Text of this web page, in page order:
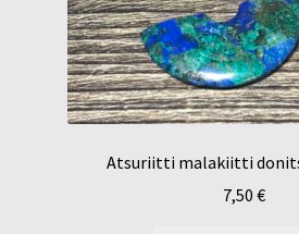
Atsuriitti malakiitti
7,50 €